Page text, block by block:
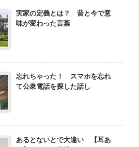
実家の定義とは？ 昔と今で意
味が変わった言葉
忘れちゃった！ スマホを忘れ
て公衆電話を探した話し
あるとないとで大違い 【耳あ